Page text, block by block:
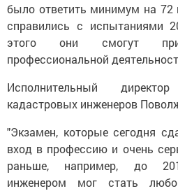
было ответить минимум на 72
справились с испытаниями
этого они смогут
профессиональной
Исполнительный
кадастровых инженеров
"Экзамен, которые сегодня
вход в профессию и очень
раньше, например, до
инженером мог стать